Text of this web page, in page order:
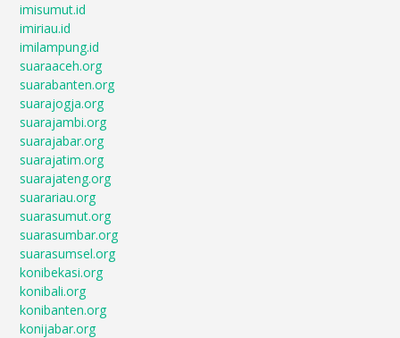
imisumut.id
imiriau.id
imilampung.id
suaraaceh.org
suarabanten.org
suarajogja.org
suarajambi.org
suarajabar.org
suarajatim.org
suarajateng.org
suarariau.org
suarasumut.org
suarasumbar.org
suarasumsel.org
konibekasi.org
konibali.org
konibanten.org
konijabar.org